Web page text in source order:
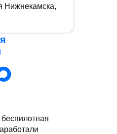
Нижнекамска,